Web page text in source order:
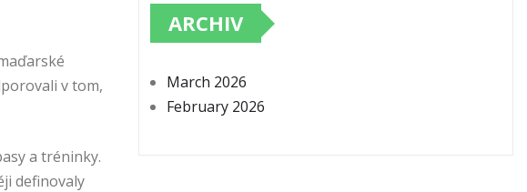
v tom,
a tréninky.
definovaly
ARCHIV
March 2026
February 2026